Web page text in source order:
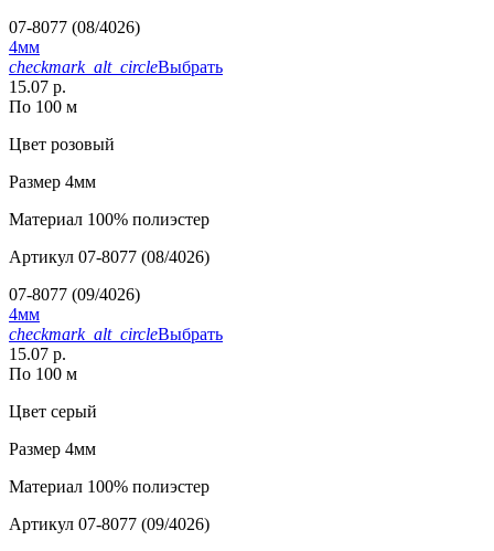
07-8077 (08/4026)
4мм
checkmark_alt_circleВыбрать
15.07 р.
По 100 м
Цвет розовый
Размер 4мм
Материал 100% полиэстер
Артикул 07-8077 (08/4026)
07-8077 (09/4026)
4мм
checkmark_alt_circleВыбрать
15.07 р.
По 100 м
Цвет серый
Размер 4мм
Материал 100% полиэстер
Артикул 07-8077 (09/4026)